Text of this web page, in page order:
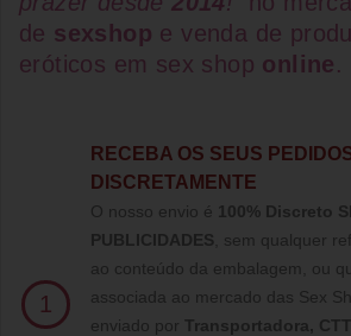
de sexshop e venda de
eróticos em sex shop online.
1
RECEBA OS SEUS
DISCRETAMENTE
O nosso envio é 100% Discreto
PUBLICIDADES , sem qualquer
ao conteúdo da embalagem, ou
associada ao mercado das Sex
enviado por Transportadora,